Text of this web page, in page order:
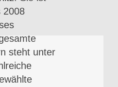
2008
steht unter